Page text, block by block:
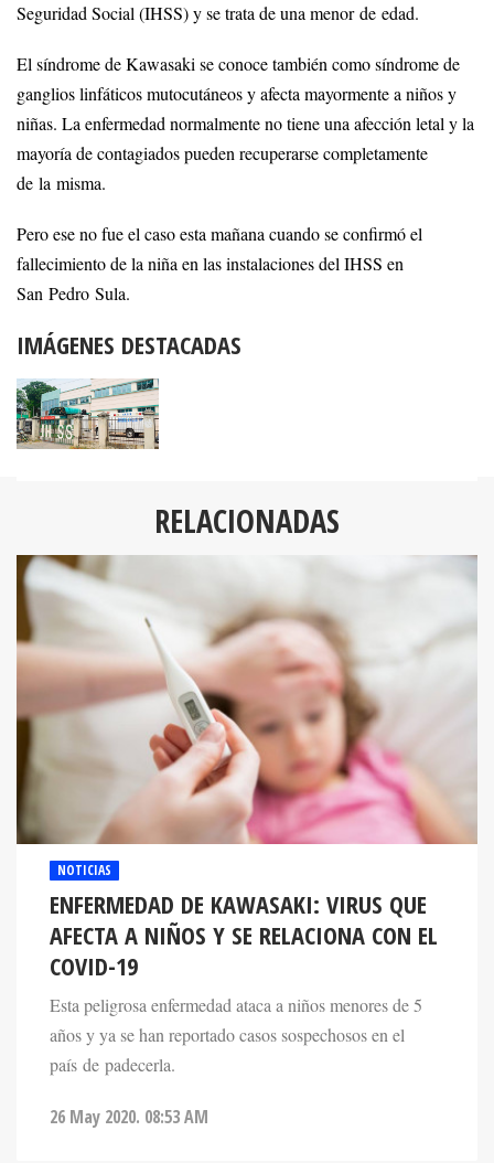
Seguridad Social (IHSS) y se trata de una menor de edad.
El síndrome de Kawasaki se conoce también como síndrome de
ganglios linfáticos mutocutáneos y afecta mayormente a niños y
niñas. La enfermedad normalmente no tiene una afección letal y la
mayoría de contagiados pueden recuperarse completamente
de la misma.
Pero ese no fue el caso esta mañana cuando se confirmó el
fallecimiento de la niña en las instalaciones del IHSS en
San Pedro Sula.
IMÁGENES DESTACADAS
RELACIONADAS
NOTICIAS
ENFERMEDAD DE KAWASAKI: VIRUS QUE
AFECTA A NIÑOS Y SE RELACIONA CON EL
COVID-19
Esta peligrosa enfermedad ataca a niños menores de 5
años y ya se han reportado casos sospechosos en el
país de padecerla.
26 May 2020. 08:53 AM